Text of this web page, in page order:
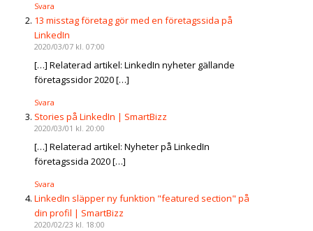
Svara
13 misstag företag gör med en företagssida på
LinkedIn
2020/03/07 kl. 07:00
[…] Relaterad artikel: LinkedIn nyheter gällande
företagssidor 2020 […]
Svara
Stories på LinkedIn | SmartBizz
2020/03/01 kl. 20:00
[…] Relaterad artikel: Nyheter på LinkedIn
företagssida 2020 […]
Svara
LinkedIn släpper ny funktion "featured section" på
din profil | SmartBizz
2020/02/23 kl. 18:00